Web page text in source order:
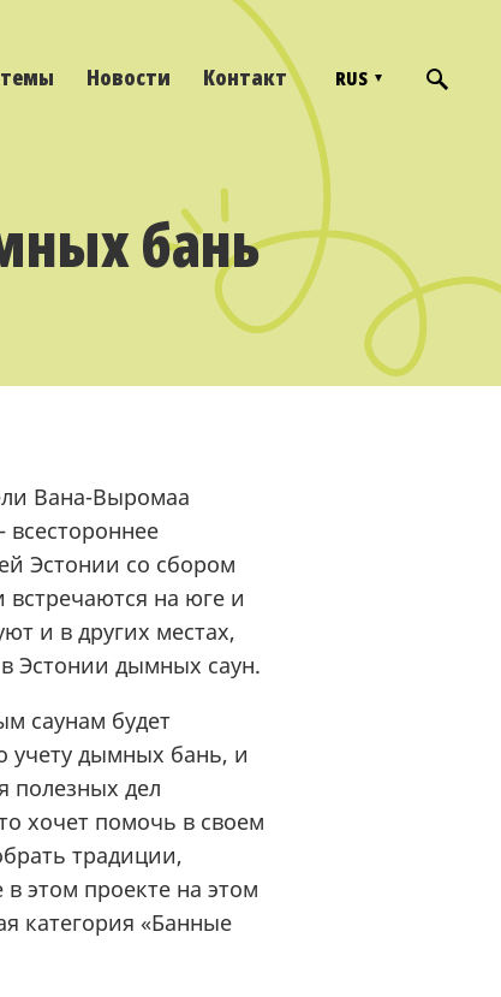
Новости Контакт RUS
бань
Вана-Выромаа
Эстонии со сбором
на юге и
и в других местах,
Эстонии дымных саун.
саунам будет
учету дымных бань, и
полезных дел
хочет помочь в своем
традиции,
в этом проекте на этом
категория «Банные